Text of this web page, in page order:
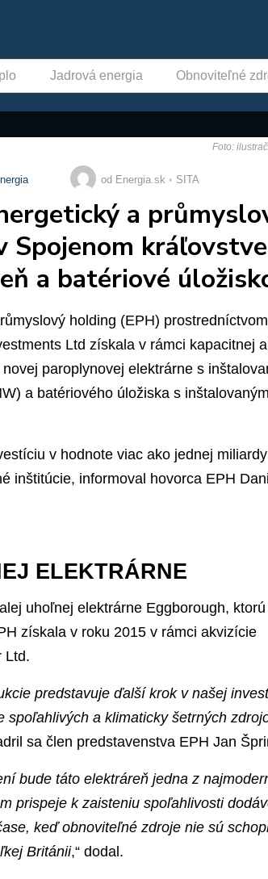
Jadrová energia Obnoviteľné
Foto:
od Energia.sk SITA
a
Spojenom kráľovstve
a batériové
holding (EPH)
Ltd získala v rámci kapacitnej
paroplynovej elektrárne s
a batériového úložiska s inštalovaným
v hodnote viac ako jednej
inštitúcie, informoval hovorca EPH
ELEKTRÁRNE
uhoľnej elektrárne Eggborough,
získala v roku 2015 v rámci akvizície
Ltd.
predstavuje ďalší krok v našej
spoľahlivých a klimaticky šetrných
sa člen predstavenstva EPH Jan
bude táto elektráreň jedna z
prispeje k zaisteniu spoľahlivosti
keď obnoviteľné zdroje nie sú
Británii,“ dodal.